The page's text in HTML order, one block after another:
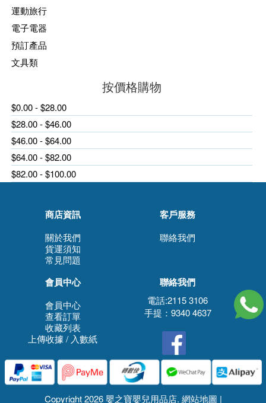
運動旅行
電子電器
預訂產品
文具類
按價格購物
$0.00 - $28.00
$28.00 - $46.00
$46.00 - $64.00
$64.00 - $82.00
$82.00 - $100.00
商店資訊
關於我們
貨運須知
常見問題
客戶服務
聯絡我們
會員中心
會員中心
查看訂單
收藏列表
上傳收據 / 入數紙
聯絡我們
電話:2115 3106
手提：9340 4637
Copyright 2026 嬰之寶嬰兒用品店. 網站地圖 |